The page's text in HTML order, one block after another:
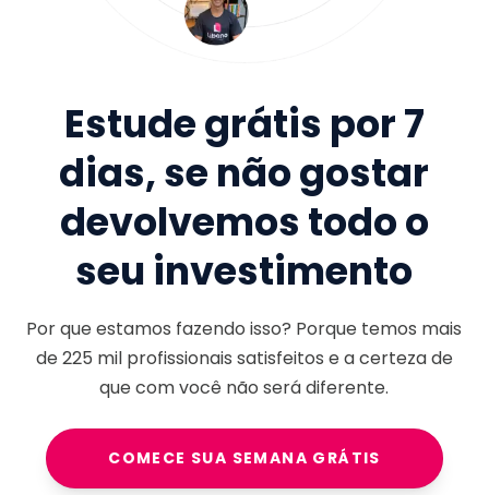
Estude grátis por 7
dias, se não gostar
devolvemos todo o
seu investimento
Por que estamos fazendo isso? Porque temos mais
de225 milprofissionais satisfeitos e a certeza de
que com você não será diferente.
COMECE SUA SEMANA GRÁTIS